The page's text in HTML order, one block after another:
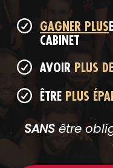
GAGNER PLUS
CABINET
AVOIR PLUS
ÊTRE PLUS
SANS être